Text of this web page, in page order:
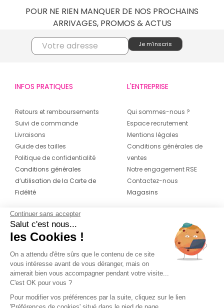
POUR NE RIEN MANQUER DE NOS PROCHAINS
ARRIVAGES, PROMOS & ACTUS
INFOS PRATIQUES
Retours et remboursements
Suivi de commande
Livraisons
Guide des tailles
Politique de confidentialité
Conditions générales
d’utilisation de la Carte de
Fidélité
L'ENTREPRISE
Qui sommes-nous ?
Espace recrutement
Mentions légales
Conditions générales de
ventes
Notre engagement RSE
Contactez-nous
Magasins
CONTACT
04 42 20 78 42
Du lundi au jeudi de 8h30 à 16h30 & le
vendredi de 8h30 à 15h30
Continuer sans accepter
Salut c'est nous...
les Cookies !
On a attendu d'être sûrs que le contenu de ce site
vous intéresse avant de vous déranger, mais on
aimerait bien vous accompagner pendant votre visite...
C'est OK pour vous ?
Pour modifier vos préférences par la suite, cliquez sur le lien
'Préférences de cookies' situé dans le pied de page.